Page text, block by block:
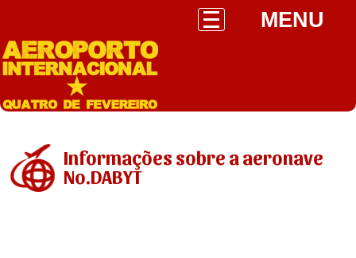
MENU
Informações sobre a aeronave
No.DABYT